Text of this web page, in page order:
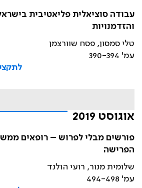
עבודה סוציאלית פליאטיבית
והזדמנויות
טלי סמסון, פסח שוורצמן
עמ' 390-394
אוגוסט 2019
פורשים מבלי לפרוש – רופאים
הפרישה
שלומית מנור, רועי הולנד
עמ' 494-498